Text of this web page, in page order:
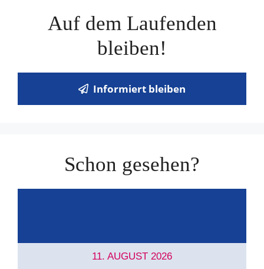
Auf dem Laufenden
bleiben!
Informiert bleiben
Schon gesehen?
11. AUGUST 2026